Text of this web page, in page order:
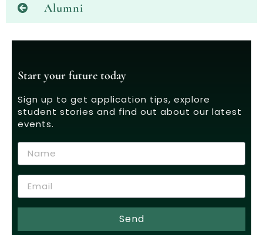
Alumni
Start your future today
Sign up to get application tips, explore
student stories and find out about our latest
events.
Send